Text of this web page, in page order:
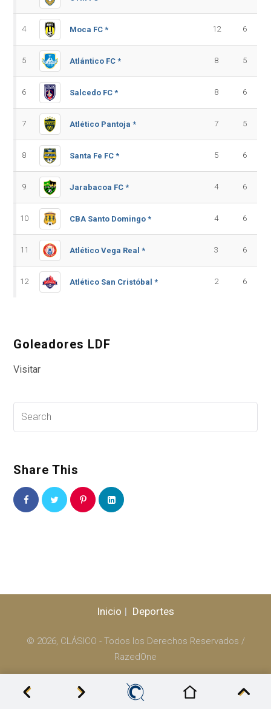
4 Moca FC * 12 6
5 Atlántico FC * 8 5
6 Salcedo FC * 8 6
7 Atlético Pantoja * 7 5
8 Santa Fe FC * 5 6
9 Jarabacoa FC * 4 6
10 CBA Santo Domingo * 4 6
11 Atlético Vega Real * 3 6
12 Atlético San Cristóbal * 2 6
Goleadores LDF
Visitar
Share This
Inicio Deportes
© 2026, CLÁSICO - Todos los Derechos Reservados /
RazedOne